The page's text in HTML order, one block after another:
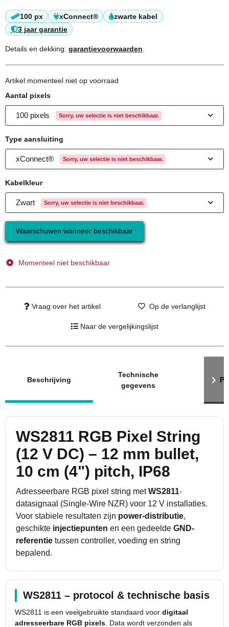
100 px xConnect®
zwarte kabel
3 jaar garantie
Details en dekking: garantievoorwaarden
Artikel momenteel niet op voorraad
Aantal pixels
100 pixels Sorry, uw selectie is niet beschikbaar.
Type aansluiting
xConnect® Sorry, uw selectie is niet beschikbaar.
Kabelkleur
Zwart Sorry, uw selectie is niet beschikbaar.
Waarschuwen wanneer beschikbaar
Momenteel niet beschikbaar
Vraag over het artikel Op de verlanglijst
Naar de vergelijkingslijst
Beschrijving
Technische
gegevens
WS2811 RGB Pixel String
(12 V DC) – 12 mm bullet,
10 cm (4") pitch, IP68
Adresseerbare RGB pixel string metWS2811-
datasignaal (Single-Wire NZR) voor 12 V installaties.
Voor stabiele resultaten zijn power-distributie,
geschikte injectiepunten en een gedeelde GND-
referentie tussen controller, voeding en string
bepalend.
WS2811 – protocol & technische basis
WS2811 is een veelgebruikte standaard voor digitaal
adresseerbare RGB pixels . Data wordt verzonden als